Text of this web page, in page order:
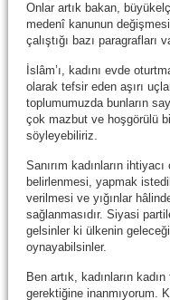
Onlar artık bakan,
medenî kanunun
çalıştığı bazı paragrafları
İslâm’ı, kadını evde
olarak tefsir eden aşırı
toplumumuzda bunların
çok mazbut ve hoşgörülü
söyleyebiliriz.
Sanırım kadınların
belirlenmesi, yapmak
verilmesi ve yığınlar
sağlanmasıdır. Siyasi
gelsinler ki ülkenin
oynayabilsinler.
Ben artık, kadınların
gerektiğine inanmıyorum.